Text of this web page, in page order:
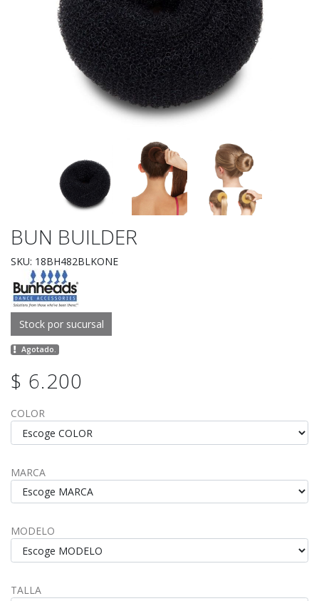
BUN BUILDER
SKU: 18BH482BLKONE
Stock por sucursal
Agotado.
$ 6.200
COLOR
MARCA
MODELO
TALLA